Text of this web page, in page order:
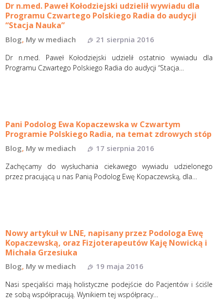
Dr n.med. Paweł Kołodziejski udzielił wywiadu dla
Programu Czwartego Polskiego Radia do audycji
“Stacja Nauka”
Blog, My w mediach 21 sierpnia 2016
Dr n.med. Paweł Kołodziejski udzielił ostatnio wywiadu dla
Programu Czwartego Polskiego Radia do audycji “Stacja…
Pani Podolog Ewa Kopaczewska w Czwartym
Programie Polskiego Radia, na temat zdrowych stóp
Blog, My w mediach 17 sierpnia 2016
Zachęcamy do wysłuchania ciekawego wywiadu udzielonego
przez pracującą u nas Panią Podolog Ewę Kopaczewską, dla…
Nowy artykuł w LNE, napisany przez Podologa Ewę
Kopaczewską, oraz Fizjoterapeutów Kaję Nowicką i
Michała Grzesiuka
Blog, My w mediach 19 maja 2016
Nasi specjaliści mają holistyczne podejście do Pacjentów i ściśle
ze sobą współpracują. Wynikiem tej współpracy…